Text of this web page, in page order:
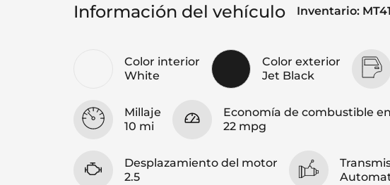
Información del vehículo Inventario:
Color interior
White
Color exterior
Jet Black
Millaje
10 mi
Economía de combustible
22 mpg
Desplazamiento del motor
2.5